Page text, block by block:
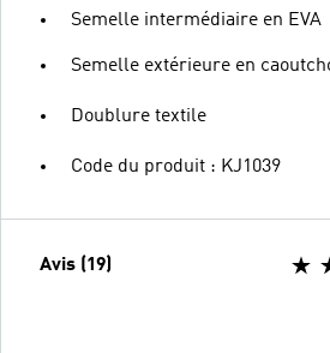
Semelle intermédiaire en EVA
Semelle extérieure en
Doublure textile
Code du produit : KJ1039
Avis (19)